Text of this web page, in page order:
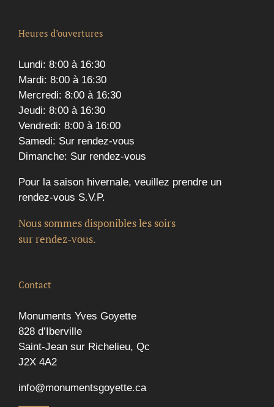
Heures d’ouvertures
Lundi: 8:00 à 16:30
Mardi: 8:00 à 16:30
Mercredi: 8:00 à 16:30
Jeudi: 8:00 à 16:30
Vendredi: 8:00 à 16:00
Samedi: Sur rendez-vous
Dimanche: Sur rendez-vous
Pour la saison hivernale, veuillez prendre un
rendez-vous S.V.P.
Nous sommes disponibles les soirs
sur rendez-vous.
Contact
Monuments Yves Goyette
828 d’Iberville
Saint-Jean sur Richelieu, Qc
J2X 4A2
info@monumentsgoyette.ca